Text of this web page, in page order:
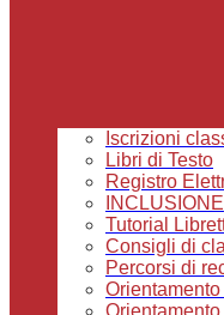
Iscrizioni
Libri di Testo
Registro
INCLUSIONE
Tutorial
Consigli di
Percorsi di